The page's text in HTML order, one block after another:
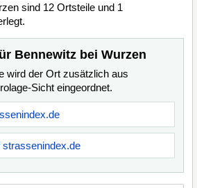
sind 12 Ortsteile und 1
Bennewitz bei Wurzen
wird der Ort zusätzlich aus
Sicht eingeordnet.
strassenindex.de